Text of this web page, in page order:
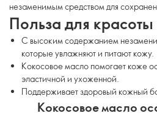
незаменимым средством для
Польза для красоты
С высоким содержанием
которые увлажняют и питают кожу.
Кокосовое масло помогает коже
эластичной и ухоженной.
Поддерживает здоровый кожный
Кокосовое масло